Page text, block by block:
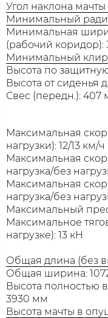
Угол наклона
Минимальный
Минимальная
(рабочий коридор):
Минимальный
Высота по
Высота от сиденья
Свес (передн.): 407
Максимальная
нагрузки): 12/13 км/ч
Максимальная
нагрузка/без
Максимальная
нагрузка/без
Максимальный
Максимальное
нагрузке): 13 кН
Общая длина (без
Общая ширина:
Высота полностью
3930 мм
Высота мачты в